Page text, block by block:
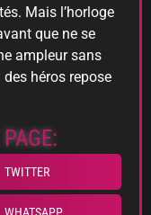
Mais l’horloge
que ne se
ampleur sans
héros repose
TWITTER
WHATSAPP